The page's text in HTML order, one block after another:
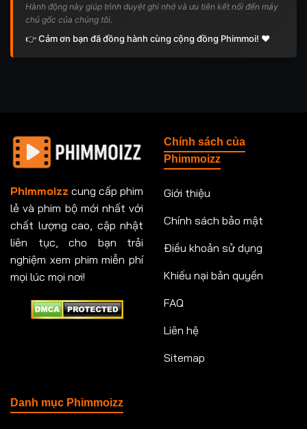
Hành động này giúp trình duyệt ghi nhớ và ưu tiên kết nối đến máy
chủ gốc của chúng tôi.
👉 Cảm ơn bạn đã đồng hành cùng cộng đồng Phimmoi! ❤️
Phimmoizz cung cấp phim
lẻ và phim bộ mới nhất với
chất lượng cao, cập nhật
liên tục, cho bạn trải
nghiệm xem phim miễn phí
mọi lúc mọi nơi!
Chính sách của
Phimmoizz
Giới thiệu
Chính sách bảo mật
Điều khoản sử dụng
Khiếu nại bản quyền
FAQ
Liên hệ
Sitemap
Danh mục Phimmoizz